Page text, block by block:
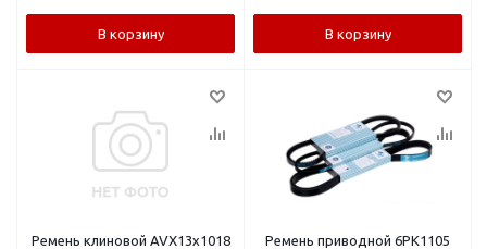
В корзину В корзину
Ремень клиновой AVX13x1018
Ремень приводной 6PK1105